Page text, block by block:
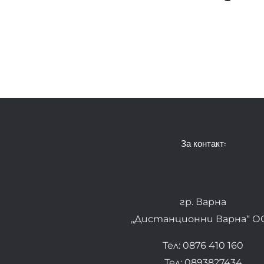
За контакт:
гр. Варна
„Дистанционни Варна“
Тел: 0876 410 160